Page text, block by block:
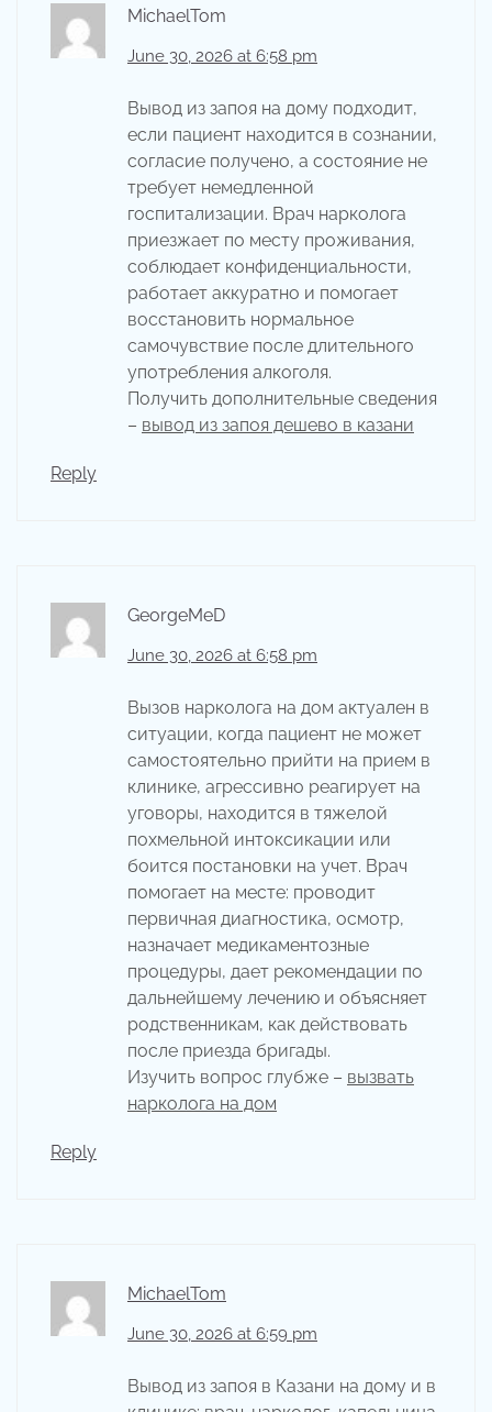
MichaelTom
June 30, 2026 at 6:58 pm
Вывод из запоя на дому подходит,
если пациент находится в сознании,
согласие получено, а состояние не
требует немедленной
госпитализации. Врач нарколога
приезжает по месту проживания,
соблюдает конфиденциальности,
работает аккуратно и помогает
восстановить нормальное
самочувствие после длительного
употребления алкоголя.
Получить дополнительные сведения
– вывод из запоя дешево в казани
Reply
GeorgeMeD
June 30, 2026 at 6:58 pm
Вызов нарколога на дом актуален в
ситуации, когда пациент не может
самостоятельно прийти на прием в
клинике, агрессивно реагирует на
уговоры, находится в тяжелой
похмельной интоксикации или
боится постановки на учет. Врач
помогает на месте: проводит
первичная диагностика, осмотр,
назначает медикаментозные
процедуры, дает рекомендации по
дальнейшему лечению и объясняет
родственникам, как действовать
после приезда бригады.
Изучить вопрос глубже – вызвать
нарколога на дом
Reply
MichaelTom
June 30, 2026 at 6:59 pm
Вывод из запоя в Казани на дому и в